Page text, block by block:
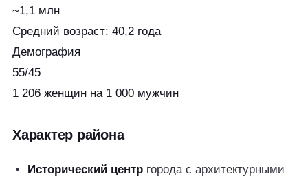
~1,1 млн
Средний возраст: 40,2 года
Демография
55/45
1 206 женщин на 1 000 мужчин
Характер района
Исторический центр города с архитектурными